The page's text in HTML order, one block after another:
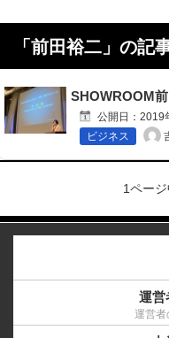
「 前田裕二 」の記
SHOWROOM
公開日： 2019
ビジネス
1ペー
運営
運営者